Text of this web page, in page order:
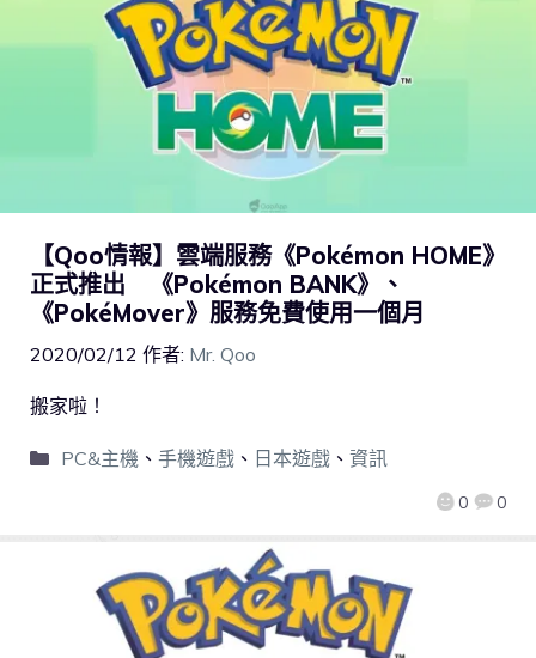
【Qoo情報】雲端服務《Pokémon HOME》
正式推出 《Pokémon BANK》、
《PokéMover》服務免費使用一個月
2020/02/12 作者: Mr. Qoo
0 0
搬家啦！
PC&主機、 手機遊戲、 日本遊戲、 資訊